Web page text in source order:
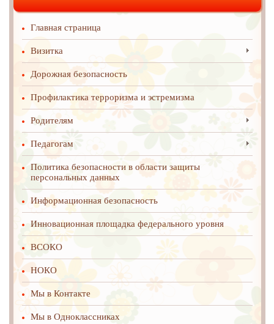
Главная страница
Визитка
Дорожная безопасность
Профилактика терроризма и эстремизма
Родителям
Педагогам
Политика безопасности в области защиты
персональных данных
Информационная безопасность
Инновационная площадка федерального уровня
ВСОКО
НОКО
Мы в Контакте
Мы в Одноклассниках